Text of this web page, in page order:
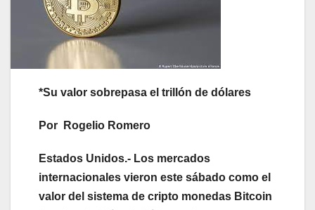
*Su valor sobrepasa el trillón de dólares
Por Rogelio Romero
Estados Unidos.- Los mercados
internacionales vieron este sábado como el
valor del sistema de cripto monedas Bitcoin